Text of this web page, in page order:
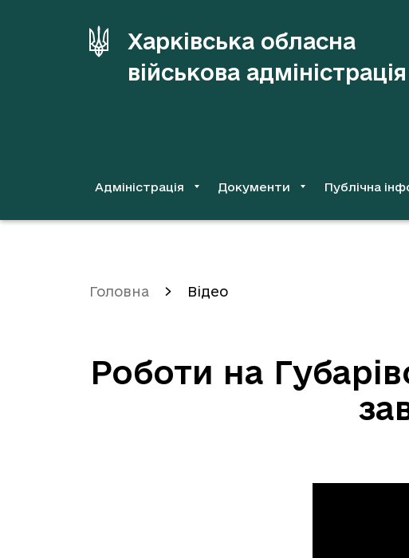
Харківська обласна
військова адміністрація
Адміністрація Документи Публічна
Головна Відео
Роботи на